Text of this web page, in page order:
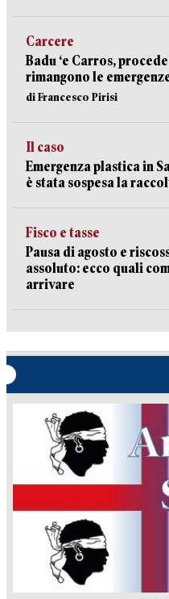
Carcere
Badu ‘e Carros,
rimangono le
di Francesco Pirisi
Il caso
Emergenza plastica in
è stata sospesa la
Fisco e tasse
Pausa di agosto e
assoluto: ecco quali
arrivare